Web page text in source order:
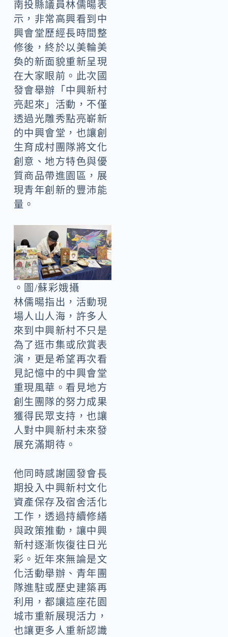
南投縣議員林儒暘表
示，非常高興看到中
興會堂歷經長時間整
修後，終於以美輪美
奐的新面貌重新呈現
在大家眼前。此次國
發會舉辦「中興新村
亮起來」活動，不僅
透過光雕秀點亮嶄新
的中興會堂，也讓創
生育成村團隊將文化
創意、地方特色與優
質商品帶進園區，展
現青年創新的豐沛能
量。
。圖/蘇彩娥攝
林儒暘指出，活動現
場人山人海，許多人
來到中興新村不只是
為了逛市集或欣賞表
演，更是希望再次看
見記憶中的中興會堂
重現風華。看見地方
創生團隊的努力成果
獲得民眾支持，也讓
人對中興新村未來發
展充滿期待。
他同時感謝國發會長
期投入中興新村文化
資產保存及宿舍活化
工作，透過持續修繕
與政策推動，讓中興
新村逐漸恢復往日光
彩。近年來無論是文
化活動舉辦、青年團
隊進駐或歷史建築再
利用，都讓這座花園
城市重新展現活力，
也讓更多人重新認識